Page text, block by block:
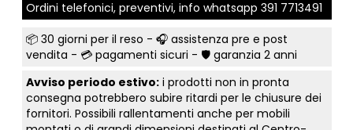
Ordini telefonici, preventivi, info whatsapp 391 7713491
📦 30 giorni per il reso - 🎧 assistenza pre e post
vendita - 💳 pagamenti sicuri - 🛡️ garanzia 2 anni
Avviso periodo estivo:i prodotti non in pronta
consegna potrebbero subire ritardi per le chiusure dei
fornitori. Possibili rallentamenti anche per mobili